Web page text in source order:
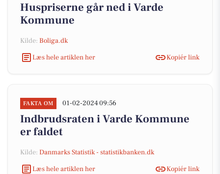
Huspriserne går ned i Varde
Kommune
Kilde: Boliga.dk
Læs hele artiklen her
Kopiér link
FAKTA OM 01-02-2024 09:56
Indbrudsraten i Varde Kommune
er faldet
Kilde: Danmarks Statistik - statistikbanken.dk
Læs hele artiklen her
Kopiér link